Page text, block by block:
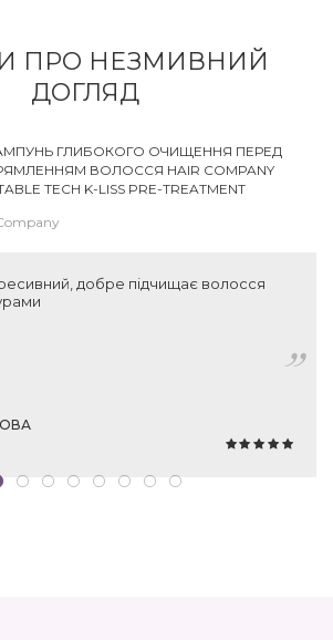
ПРО НЕЗМИВНИЙ
ДОГЛЯД
ГЛИБОКОГО ОЧИЩЕННЯ ПЕРЕД
ВОЛОССЯ HAIR COMPANY
TECH K-LISS PRE-TREATMENT
добре підчищає волосся